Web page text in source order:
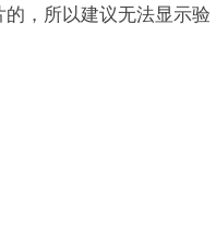
，所以建议无法显示验